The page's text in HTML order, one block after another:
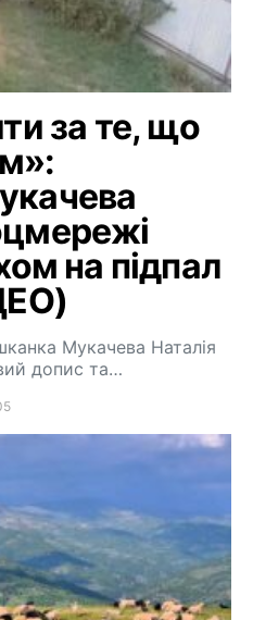
за те, що
на підпал
Мукачева Наталія
допис та…